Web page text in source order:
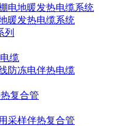
电地暖发热电缆系统
暖发热电缆系统
列
缆
防冻电伴热电缆
复合管
采样伴热复合管